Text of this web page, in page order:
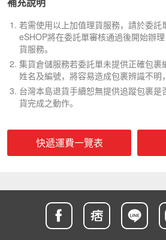
轉運，需另外支付包裹
※若為台灣本島以外的地
若需使用以上加值理貨服務，請於委託
eSHOP將在委託單審核通過後開始辦
貨服務。
集貨倉儲服務若委託單未提供正確包裹
姓名及編號，將容易造成包裹辨識不明
台灣本島退貨手續恕無提供追蹤包裹是
貨完成之動作。
快遞運費一覽表